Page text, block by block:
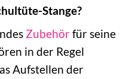
Stange?
Zubehörfür seine
in der Regel
Aufstellen der